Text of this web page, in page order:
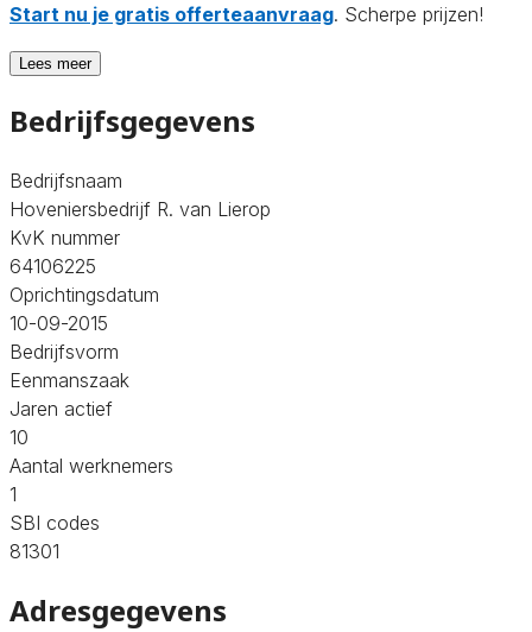
Start nu je gratis offerteaanvraag. Scherpe prijzen!
Lees meer
Bedrijfsgegevens
Bedrijfsnaam
Hoveniersbedrijf R. van Lierop
KvK nummer
64106225
Oprichtingsdatum
10-09-2015
Bedrijfsvorm
Eenmanszaak
Jaren actief
10
Aantal werknemers
1
SBI codes
81301
Adresgegevens